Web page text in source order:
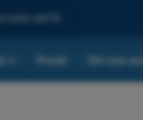
dall'IA
Prezzi Sei una